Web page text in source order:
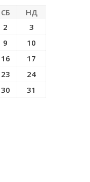
СБ
НД
2
3
9
10
16
17
23
24
30 31